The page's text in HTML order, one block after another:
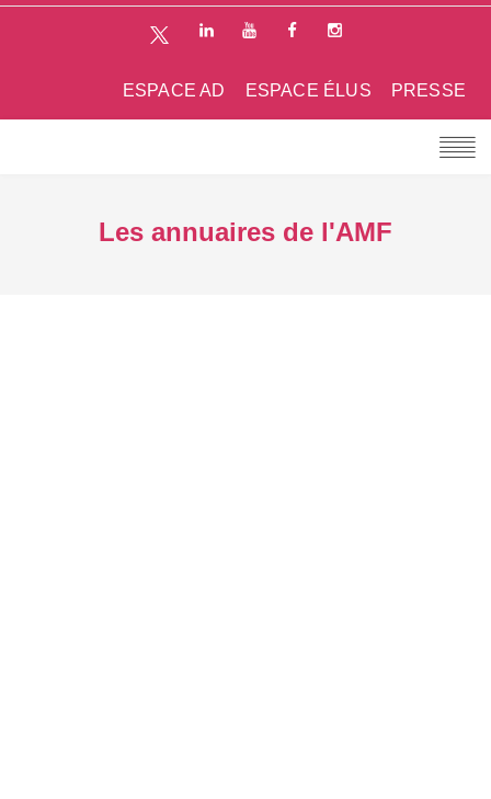
PRESSE
ESPACE ÉLUS
ESPACE AD
Les annuaires de l'AMF